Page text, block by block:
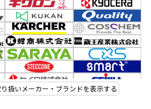
扱いメーカー・ブランドを表示する